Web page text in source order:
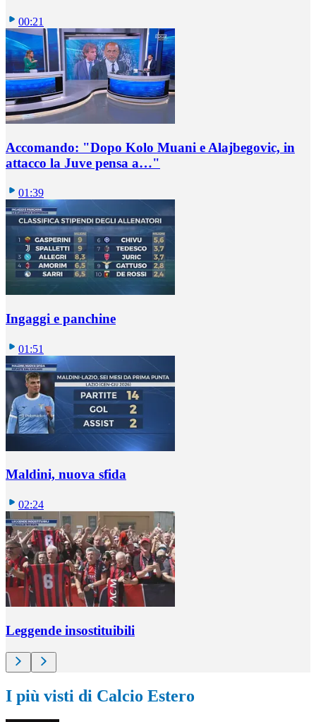
00:21
Accomando: "Dopo Kolo Muani e Alajbegovic, in
attacco la Juve pensa a…"
01:39
Ingaggi e panchine
01:51
Maldini, nuova sfida
02:24
Leggende insostituibili
I più visti di Calcio Estero